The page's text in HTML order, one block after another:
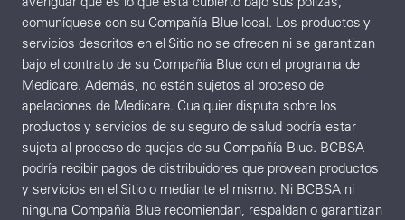
comuníquese con su Compañía Blue local. Los productos y
servicios descritos en el Sitio no se ofrecen ni se garantizan
bajo el contrato de su Compañía Blue con el programa de
Medicare. Además, no están sujetos al proceso de
apelaciones de Medicare. Cualquier disputa sobre los
productos y servicios de su seguro de salud podría estar
sujeta al proceso de quejas de su Compañía Blue. BCBSA
podría recibir pagos de distribuidores que provean productos
y servicios en el Sitio o mediante el mismo. Ni BCBSA ni
ninguna Compañía Blue recomiendan, respaldan o garantizan